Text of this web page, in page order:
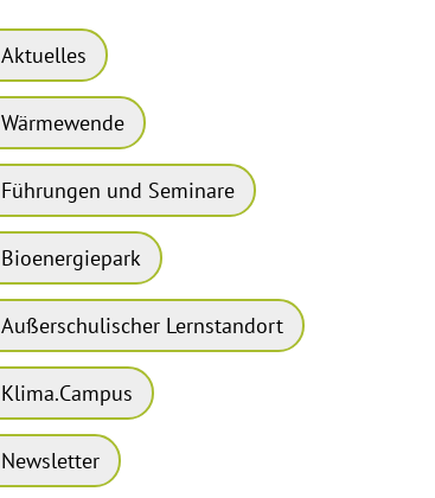
Aktuelles
Wärmewende
Führungen und Seminare
Bioenergiepark
Außerschulischer Lernstandort
Klima.Campus
Newsletter